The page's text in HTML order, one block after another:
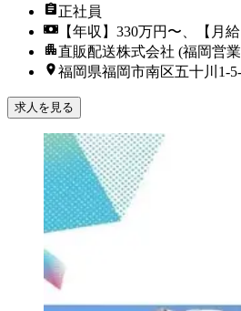
正社員
【年収】330万円〜、【月
直販配送株式会社 (福岡営
福岡県福岡市南区五十川1-5-
求人を見る